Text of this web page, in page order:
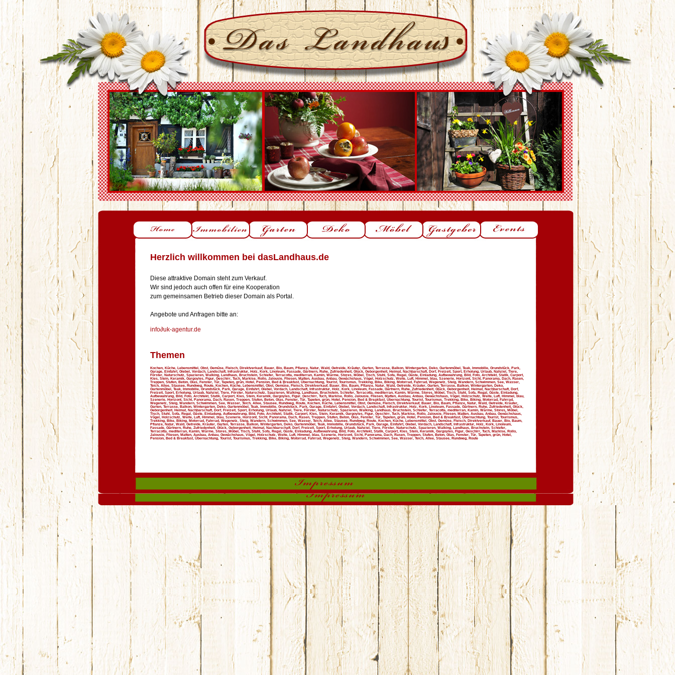
Herzlich willkommen bei dasLandhaus.de
Diese attraktive Domain steht zum Verkauf.
Wir sind jedoch auch offen für eine Kooperation
zum gemeinsamen Betrieb dieser Domain als Portal.
Angebote und Anfragen bitte an:
info∂uk-agentur.de
Themen
Kochen, Küche, Lebensmittel, Obst, Gemüse, Fleisch, Direktverkauf, Bauer, Bio, Baum, Pflanze, Natur, Wald, Getreide, Kräuter, Garten, Terrasse, Balkon, Wintergarten, Deko, Gartenmöbel, Teak, Immobilie, Grundstück, Park,
Garage, Einfahrt, Giebel, Vordach, Landschaft, Infrastruktur, Holz, Kork, Linoleum, Fassade, Gärtnern, Ruhe, Zufriedenheit, Glück, Geborgenheit, Heimat, Nachbarschaft, Dorf, Freizeit, Sport, Erholung, Urlaub, Nahziel, Tiere,
Förster, Naturschutz, Spazieren, Walking, Landhaus, Bruchstein, Schiefer, Terracotta, mediterran, Kamin, Wärme, Stores, Möbel, Tisch, Stuhl, Sofa, Regal, Gäste, Einladung, Aufbewahrung, Bild, Foto, Architekt, Statik, Carport,
Kies, Stein, Keramik, Gargoyles, Figur, Geschirr, Tuch, Markise, Rollo, Jalousie, Fliesen, Matten, Ausbau, Anbau, Gewächshaus, Vögel, Holzschutz, Weite, Luft, Himmel, blau, Szenerie, Horizont, Sicht, Panorama, Dach, Rasen,
Treppen, Stufen, Beton, Glas, Fenster, Tür, Tapeten, grün, Hotel, Pension, Bed & Breakfast, Übernachtung, Tourist, Tourismus, Trekking, Bike, Biking, Motorrad, Fahrrad, Wegenetz, Steig, Wandern, Schwimmen, See, Wasser,
Teich, Allee, Stausee, Rundweg, Route, Kochen, Küche, Lebensmittel, Obst, Gemüse, Fleisch, Direktverkauf, Bauer, Bio, Baum, Pflanze, Natur, Wald, Getreide, Kräuter, Garten, Terrasse, Balkon, Wintergarten, Deko,
Gartenmöbel, Teak, Immobilie, Grundstück, Park, Garage, Einfahrt, Giebel, Vordach, Landschaft, Infrastruktur, Holz, Kork, Linoleum, Fassade, Gärtnern, Ruhe, Zufriedenheit, Glück, Geborgenheit, Heimat, Nachbarschaft, Dorf,
Freizeit, Sport, Erholung, Urlaub, Nahziel, Tiere, Förster, Naturschutz, Spazieren, Walking, Landhaus, Bruchstein, Schiefer, Terracotta, mediterran, Kamin, Wärme, Stores, Möbel, Tisch, Stuhl, Sofa, Regal, Gäste, Einladung,
Aufbewahrung, Bild, Foto, Architekt, Statik, Carport, Kies, Stein, Keramik, Gargoyles, Figur, Geschirr, Tuch, Markise, Rollo, Jalousie, Fliesen, Matten, Ausbau, Anbau, Gewächshaus, Vögel, Holzschutz, Weite, Luft, Himmel, blau,
Szenerie, Horizont, Sicht, Panorama, Dach, Rasen, Treppen, Stufen, Beton, Glas, Fenster, Tür, Tapeten, grün, Hotel, Pension, Bed & Breakfast, Übernachtung, Tourist, Tourismus, Trekking, Bike, Biking, Motorrad, Fahrrad,
Wegenetz, Steig, Wandern, Schwimmen, See, Wasser, Teich, Allee, Stausee, Rundweg, Route, Kochen, Küche, Lebensmittel, Obst, Gemüse, Fleisch, Direktverkauf, Bauer, Bio, Baum, Pflanze, Natur, Wald, Getreide, Kräuter,
Garten, Terrasse, Balkon, Wintergarten, Deko, Gartenmöbel, Teak, Immobilie, Grundstück, Park, Garage, Einfahrt, Giebel, Vordach, Landschaft, Infrastruktur, Holz, Kork, Linoleum, Fassade, Gärtnern, Ruhe, Zufriedenheit, Glück,
Geborgenheit, Heimat, Nachbarschaft, Dorf, Freizeit, Sport, Erholung, Urlaub, Nahziel, Tiere, Förster, Naturschutz, Spazieren, Walking, Landhaus, Bruchstein, Schiefer, Terracotta, mediterran, Kamin, Wärme, Stores, Möbel,
Tisch, Stuhl, Sofa, Regal, Gäste, Einladung, Aufbewahrung, Bild, Foto, Architekt, Statik, Carport, Kies, Stein, Keramik, Gargoyles, Figur, Geschirr, Tuch, Markise, Rollo, Jalousie, Fliesen, Matten, Ausbau, Anbau, Gewächshaus,
Vögel, Holzschutz, Weite, Luft, Himmel, blau, Szenerie, Horizont, Sicht, Panorama, Dach, Rasen, Treppen, Stufen, Beton, Glas, Fenster, Tür, Tapeten, grün, Hotel, Pension, Bed & Breakfast, Übernachtung, Tourist, Tourismus,
Trekking, Bike, Biking, Motorrad, Fahrrad, Wegenetz, Steig, Wandern, Schwimmen, See, Wasser, Teich, Allee, Stausee, Rundweg, Route, Kochen, Küche, Lebensmittel, Obst, Gemüse, Fleisch, Direktverkauf, Bauer, Bio, Baum,
Pflanze, Natur, Wald, Getreide, Kräuter, Garten, Terrasse, Balkon, Wintergarten, Deko, Gartenmöbel, Teak, Immobilie, Grundstück, Park, Garage, Einfahrt, Giebel, Vordach, Landschaft, Infrastruktur, Holz, Kork, Linoleum,
Fassade, Gärtnern, Ruhe, Zufriedenheit, Glück, Geborgenheit, Heimat, Nachbarschaft, Dorf, Freizeit, Sport, Erholung, Urlaub, Nahziel, Tiere, Förster, Naturschutz, Spazieren, Walking, Landhaus, Bruchstein, Schiefer,
Terracotta, mediterran, Kamin, Wärme, Stores, Möbel, Tisch, Stuhl, Sofa, Regal, Gäste, Einladung, Aufbewahrung, Bild, Foto, Architekt, Statik, Carport, Kies, Stein, Keramik, Gargoyles, Figur, Geschirr, Tuch, Markise, Rollo,
Jalousie, Fliesen, Matten, Ausbau, Anbau, Gewächshaus, Vögel, Holzschutz, Weite, Luft, Himmel, blau, Szenerie, Horizont, Sicht, Panorama, Dach, Rasen, Treppen, Stufen, Beton, Glas, Fenster, Tür, Tapeten, grün, Hotel,
Pension, Bed & Breakfast, Übernachtung, Tourist, Tourismus, Trekking, Bike, Biking, Motorrad, Fahrrad, Wegenetz, Steig, Wandern, Schwimmen, See, Wasser, Teich, Allee, Stausee, Rundweg, Route